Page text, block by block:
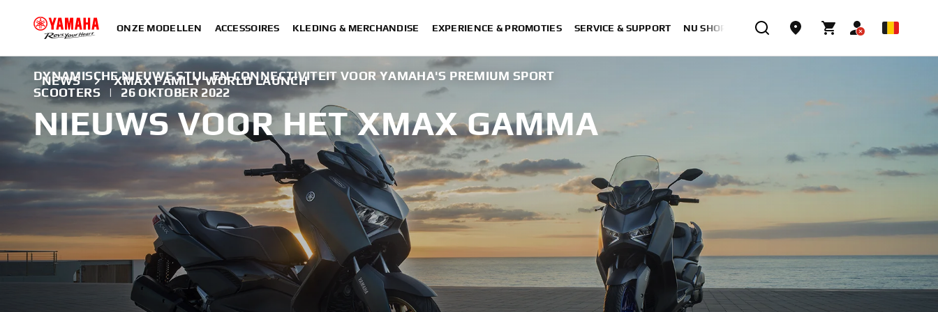
ONZE MODELLEN ACCESSOIRES KLEDING & MERCHANDISE EXPERIENCE & PROMOTIES SERVICE & SUPPORT NU SHOPPEN
NEWS XMAX FAMILY WORLD LAUNCH
DYNAMISCHE NIEUWE STIJL EN CONNECTIVITEIT VOOR YAMAHA'S PREMIUM SPORT
SCOOTERS
| 26 OKTOBER 2022
NIEUWS VOOR HET XMAX GAMMA